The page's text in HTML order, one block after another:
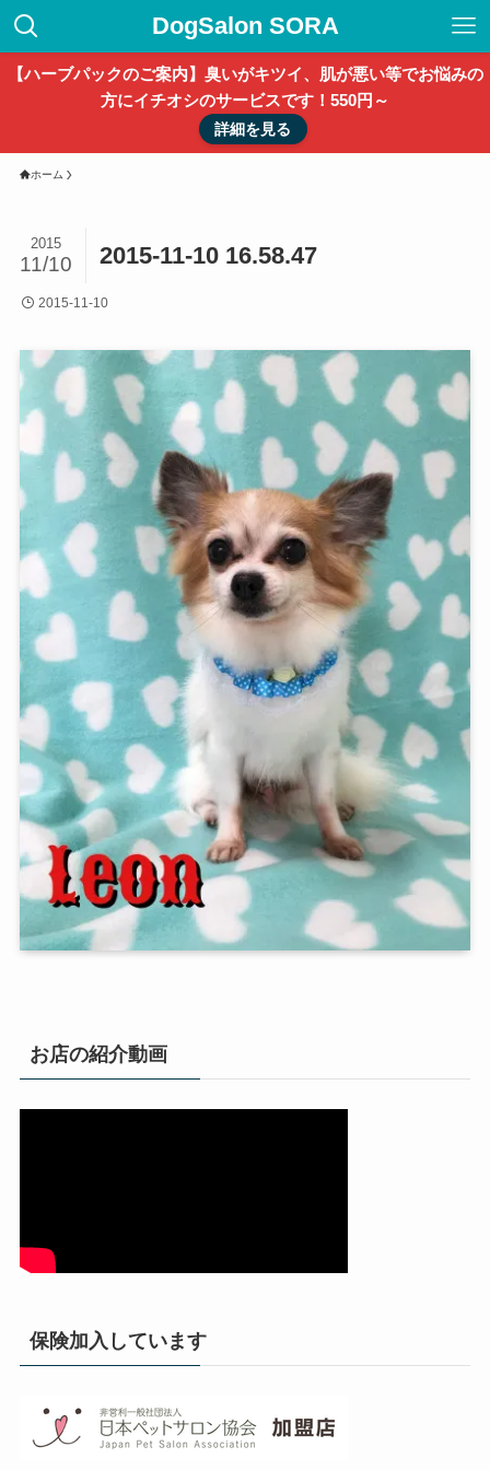
DogSalon SORA
【ハーブパックのご案内】臭いがキツイ、肌が悪い等でお悩みの
方にイチオシのサービスです！550円～
詳細を見る
ホーム
2015-11-10 16.58.47
2015
11/10
2015-11-10
お店の紹介動画
保険加入しています